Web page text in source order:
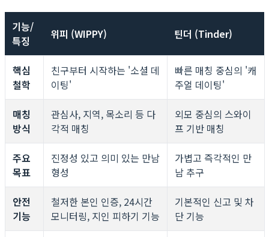
기능/
특징
위피 (WIPPY) 틴더 (Tinder)
핵심
철학
친구부터 시작하는 '소셜 데
이팅'
빠른 매칭 중심의 '캐
주얼 데이팅'
매칭
방식
관심사, 지역, 목소리 등 다
각적 매칭
외모 중심의 스와이
프 기반 매칭
주요
목표
진정성 있고 의미 있는 만남
형성
가볍고 즉각적인 만
남 추구
안전
기능
철저한 본인 인증, 24시간
모니터링, 지인 피하기 기능
기본적인 신고 및 차
단 기능